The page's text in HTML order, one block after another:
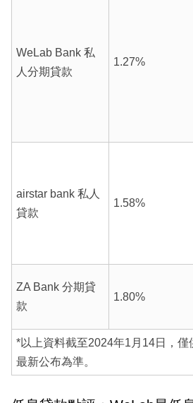
WeLab Bank 私
人分期貸款
1.27%
airstar bank 私人
貸款
1.58%
ZA Bank 分期貸
款
1.80%
*以上資料截至2024年1月14日，僅
最新公布為準。